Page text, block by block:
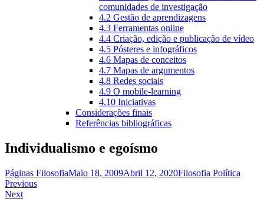
comunidades de investigação
4.2 Gestão de aprendizagens
4.3 Ferramentas online
4.4 Criação, edição e publicação de vídeo
4.5 Pósteres e infográficos
4.6 Mapas de conceitos
4.7 Mapas de argumentos
4.8 Redes sociais
4.9 O mobile-learning
4.10 Iniciativas
Considerações finais
Referências bibliográficas
Individualismo e egoísmo
Páginas FilosofiaMaio 18, 2009Abril 12, 2020Filosofia Política
Navegação
de
Previous
Next